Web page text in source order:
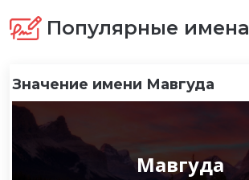
Популярные имена
Значение имени Мавгуда
Мавгуда